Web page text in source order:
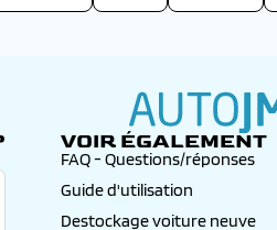
autojm.fr
VOIR ÉGALEMENT
FAQ - Questions/réponses
Guide d'utilisation
Destockage voiture neuve